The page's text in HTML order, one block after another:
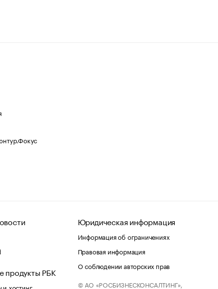
продукты РБК
хостинг
Юридическая информация
Информация об ограничениях
Правовая информация
О соблюдении авторских прав
© АО «РОСБИЗНЕСКОНСАЛТИНГ»,